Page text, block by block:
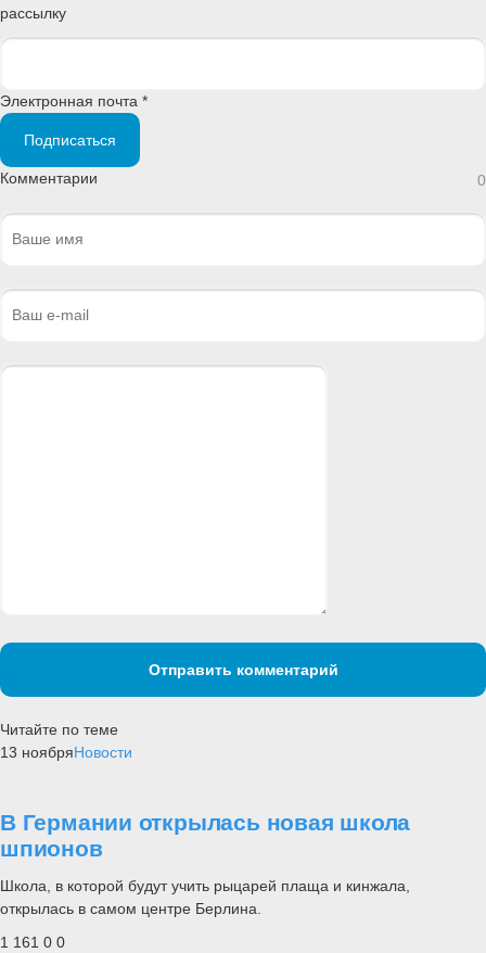
рассылку
Электронная почта *
Подписаться
Комментарии 0
Отправить комментарий
Читайте по теме
13 ноябряНовости
В Германии открылась новая школа
шпионов
Школа, в которой будут учить рыцарей плаща и кинжала,
открылась в самом центре Берлина.
1 161 0 0